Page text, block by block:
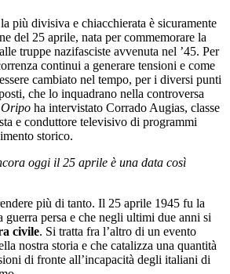
più divisiva e chiacchierata è sicuramente
del 25 aprile, nata per commemorare la
truppe nazifasciste avvenuta nel ’45. Per
continui a generare tensioni e come
cambiato nel tempo, per i diversi punti
che lo inquadrano nella controversa
Oripo ha intervistato Corrado Augias, classe
e conduttore televisivo di programmi
storico.
oggi il 25 aprile è una data così
più di tanto. Il 25 aprile 1945 fu la
guerra persa e che negli ultimi due anni si
civile. Si tratta fra l’altro di un evento
nostra storia e che catalizza una quantità
di fronte all’incapacità degli italiani di